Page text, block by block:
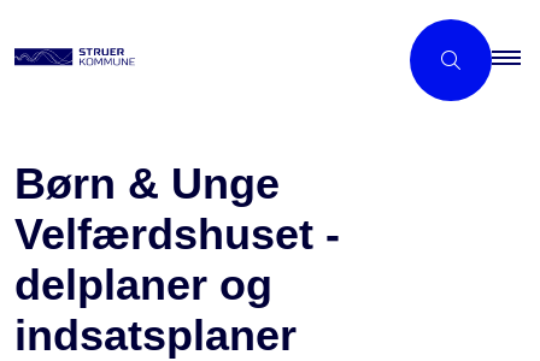
Børn & Unge
Velfærdshuset -
delplaner og
indsatsplaner